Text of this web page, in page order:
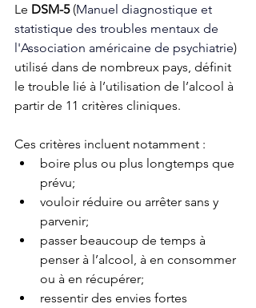
Le DSM-5 (Manuel diagnostique et
statistique des troubles mentaux de
l'Association américaine de psychiatrie)
utilisé dans de nombreux pays, définit
le trouble lié à l’utilisation de l’alcool à
partir de 11 critères cliniques.
Ces critères incluent notamment :
boire plus ou plus longtemps que
prévu;
vouloir réduire ou arrêter sans y
parvenir;
passer beaucoup de temps à
penser à l’alcool, à en consommer
ou à en récupérer;
ressentir des envies fortes